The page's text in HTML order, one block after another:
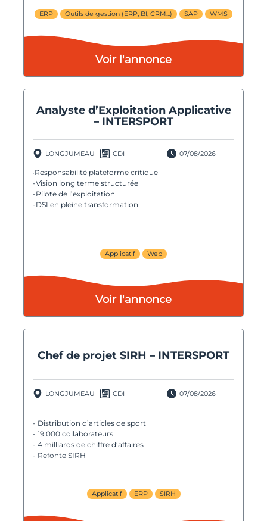
ERP Outils de gestion (ERP, BI, CRM...) SAP WMS
Voir l'annonce
Analyste d’Exploitation Applicative
– INTERSPORT
LONGJUMEAU CDI 07/08/2026
·Responsabilité plateforme critique
-Vision long terme structurée
-Pilote de l’exploitation
-DSI en pleine transformation
Applicatif Web
Voir l'annonce
Chef de projet SIRH – INTERSPORT
LONGJUMEAU CDI 07/08/2026
- Distribution d’articles de sport
- 19 000 collaborateurs
- 4 milliards de chiffre d’affaires
- Refonte SIRH
Applicatif ERP SIRH